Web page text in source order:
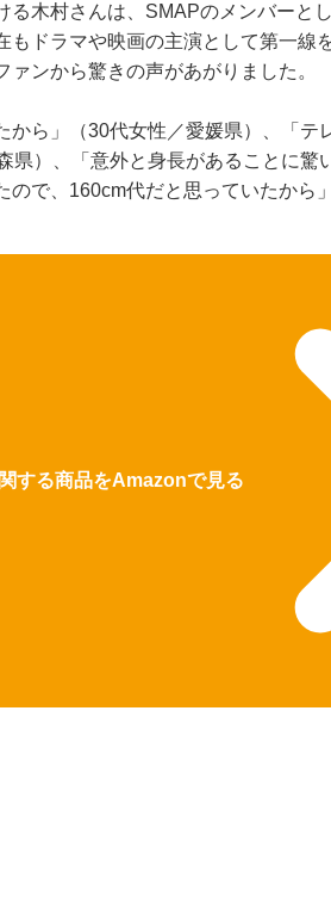
る木村さんは、SMAPのメンバーと
ドラマや映画の主演として第一線
ンから驚きの声があがりました。
ら」（30代女性／愛媛県）、「テ
県）、「意外と身長があることに驚
で、160cm代だと思っていたから
する商品をAmazonで見る